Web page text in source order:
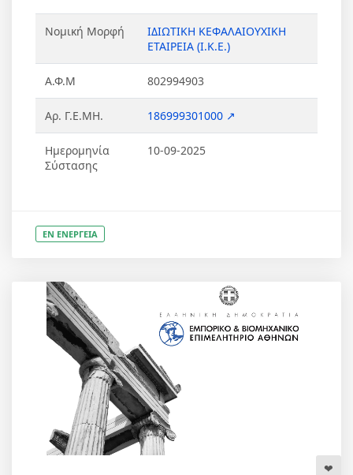
Νομική Μορφή
ΙΔΙΩΤΙΚΗ ΚΕΦΑΛΑΙΟΥΧΙΚΗ
ΕΤΑΙΡΕΙΑ (Ι.Κ.Ε.)
Α.Φ.Μ 802994903
Αρ. Γ.Ε.ΜΗ. 186999301000 ↗
Ημερομηνία
Σύστασης
10-09-2025
ΕΝ ΕΝΕΡΓΕΙΑ